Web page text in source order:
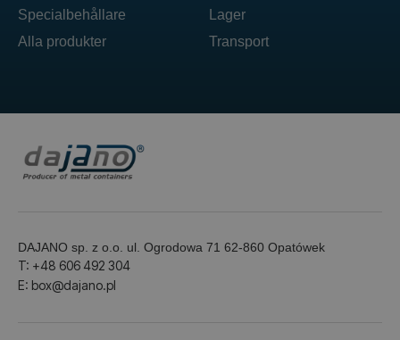
Specialbehållare
Alla produkter
Lager
Transport
DAJANO sp. z o.o. ul. Ogrodowa 71 62-860 Opatówek
T: +48 606 492 304
E: box@dajano.pl